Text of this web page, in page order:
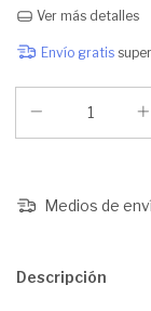
Ver más detalles
Envío gratis
Medios de
Descripción